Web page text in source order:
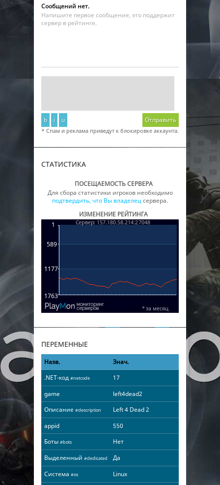
Сообщений нет.
Напишите первое сообщение, это поддержит
сервер в рейтинге.
b i u Отправить
* Спам и реклама приведут к блокировке аккаунта.
СТАТИСТИКА
ПОСЕЩАЕМОСТЬ СЕРВЕРА
Для сбора статистики игроков необходимо
подтвердить, что Вы владелецсервера.
ИЗМЕНЕНИЕ РЕЙТИНГА
ПЕРЕМЕННЫЕ
Назв.
Знач.
.NET-код #netcode
17
game
left4dead2
Описание #description
Left 4 Dead 2
appid
550
Боты #bots
Нет
Выделенный #dedicated
Да
Система #os
Linux